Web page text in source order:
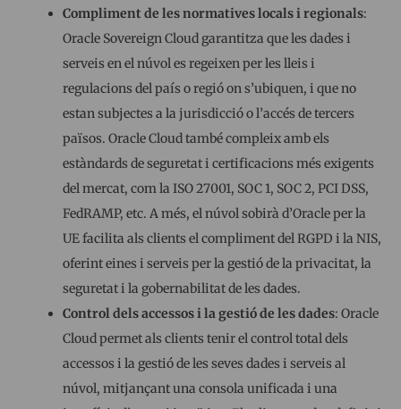
Compliment de les normatives locals i regionals:
Oracle Sovereign Cloud garantitza que les dades i
serveis en el núvol es regeixen per les lleis i
regulacions del país o regió on s’ubiquen, i que no
estan subjectes a la jurisdicció o l’accés de tercers
països. Oracle Cloud també compleix amb els
estàndards de seguretat i certificacions més exigents
del mercat, com la ISO 27001, SOC 1, SOC 2, PCI DSS,
FedRAMP, etc. A més, el núvol sobirà d’Oracle per la
UE facilita als clients el compliment del RGPD i la NIS,
oferint eines i serveis per la gestió de la privacitat, la
seguretat i la gobernabilitat de les dades.
Control dels accessos i la gestió de les dades: Oracle
Cloud permet als clients tenir el control total dels
accessos i la gestió de les seves dades i serveis al
núvol, mitjançant una consola unificada i una